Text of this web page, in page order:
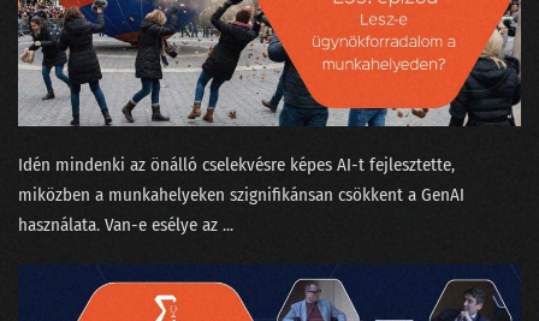
Idén mindenki az önálló cselekvésre képes AI-t fejlesztette,
miközben a munkahelyeken szignifikánsan csökkent a GenAI
használata. Van-e esélye az ...